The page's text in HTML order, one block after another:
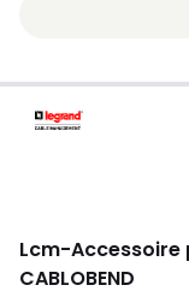
Lcm-Accessoire
CABLOBEND